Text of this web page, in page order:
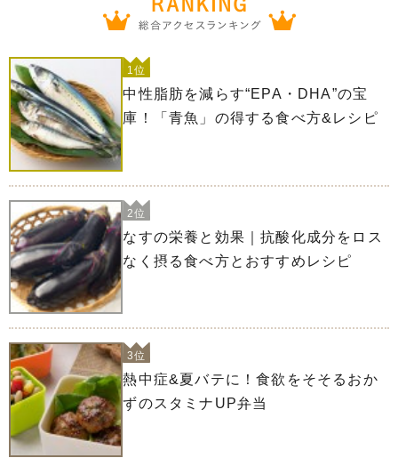
1位
中性脂肪を減らす“EPA・DHA”の宝
庫！「青魚」の得する食べ方&レシピ
2位
なすの栄養と効果｜抗酸化成分をロス
なく摂る食べ方とおすすめレシピ
3位
熱中症&夏バテに！食欲をそそるおか
ずのスタミナUP弁当